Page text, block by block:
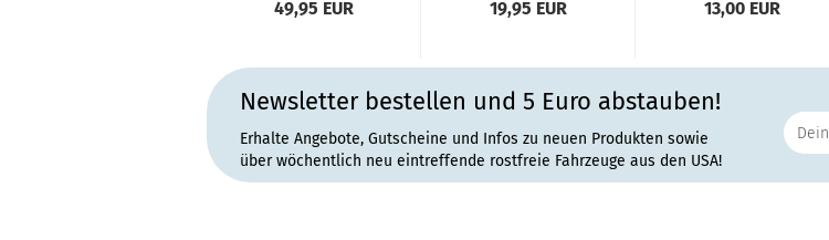
49,95 EUR 19,95 EUR 13,00 EUR
Newsletter bestellen und 5 Euro abstauben!
Erhalte Angebote, Gutscheine und Infos zu neuen Produkten sowie
über wöchentlich neu eintreffende rostfreie Fahrzeuge aus den USA!